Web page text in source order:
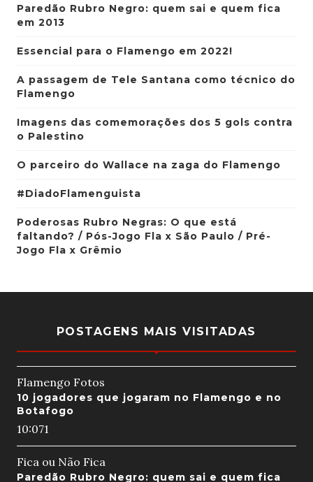
Paredão Rubro Negro: quem sai e quem fica
em 2013
Essencial para o Flamengo em 2022!
A passagem de Tele Santana como técnico do
Flamengo
Imagens das comemorações dos 5 gols contra
o Palestino
O parceiro do Wallace na zaga do Flamengo
#DiadoFlamenguista
Poderosas Rubro Negras: O que está
faltando? / Pós-Jogo Fla x São Paulo / Pré-
Jogo Fla x Grêmio
POSTAGENS MAIS VISITADAS
Flamengo Fotos
10 jogadores que jogaram no Flamengo e no
Botafogo
10:071
Fica ou Não Fica
Paredão Rubro Negro: quem sai e quem fica